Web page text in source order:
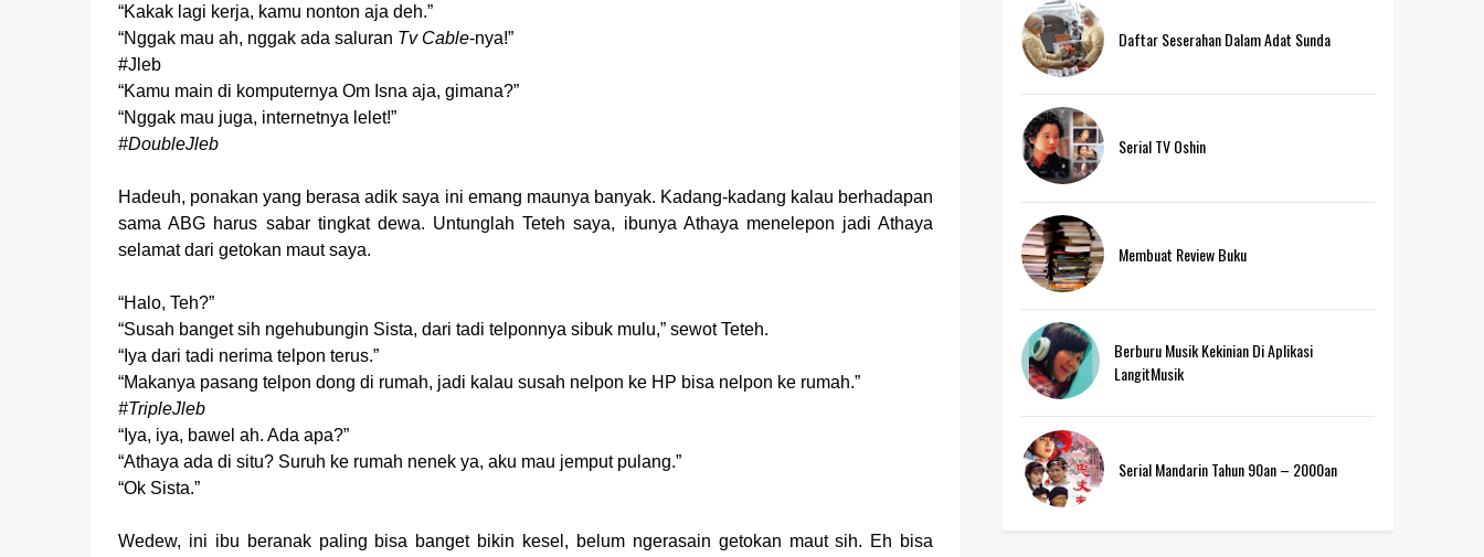
“Kakak lagi kerja, kamu nonton aja deh.”
“Nggak mau ah, nggak ada saluran Tv Cable-nya!”
#Jleb
“Kamu main di komputernya Om Isna aja, gimana?”
“Nggak mau juga, internetnya lelet!”
#DoubleJleb
Hadeuh, ponakan yang berasa adik saya ini emang maunya banyak. Kadang-kadang kalau berhadapan
sama ABG harus sabar tingkat dewa. Untunglah Teteh saya, ibunya Athaya menelepon jadi Athaya
selamat dari getokan maut saya.
“Halo, Teh?”
“Susah banget sih ngehubungin Sista, dari tadi telponnya sibuk mulu,” sewot Teteh.
“Iya dari tadi nerima telpon terus.”
“Makanya pasang telpon dong di rumah, jadi kalau susah nelpon ke HP bisa nelpon ke rumah.”
#TripleJleb
“Iya, iya, bawel ah. Ada apa?”
“Athaya ada di situ? Suruh ke rumah nenek ya, aku mau jemput pulang.”
“Ok Sista.”
Wedew, ini ibu beranak paling bisa banget bikin kesel, belum ngerasain getokan maut sih. Eh bisa
Daftar Seserahan Dalam Adat Sunda
Serial TV Oshin
Membuat Review Buku
Berburu Musik Kekinian Di Aplikasi
LangitMusik
Serial Mandarin Tahun 90an – 2000an